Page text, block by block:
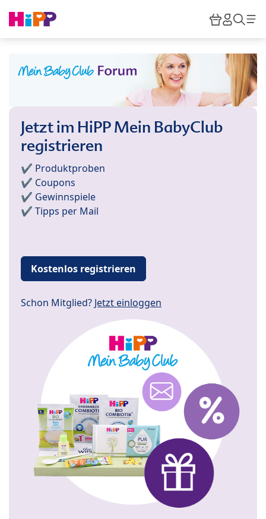
HiPP
Jetzt im HiPP Mein BabyClub
registrieren
✔️ Produktproben
✔️ Coupons
✔️ Gewinnspiele
✔️ Tipps per Mail
Kostenlos registrieren
Schon Mitglied? Jetzt einloggen